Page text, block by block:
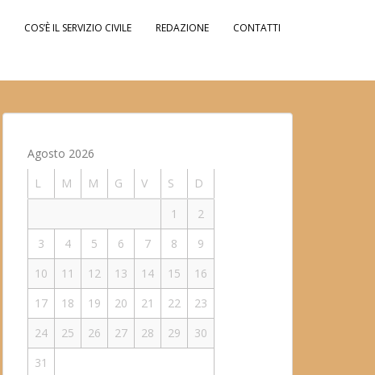
COS’È IL SERVIZIO CIVILE REDAZIONE CONTATTI
Agosto 2026
L
M M G V S
D
1
2
3
4 5 6 7 8
9
10
11 12 13 14 15
16
17
18 19 20 21 22
23
24
25 26 27 28 29
30
31